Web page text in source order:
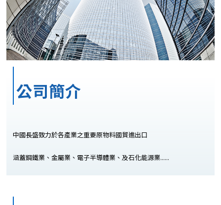
公司簡介
中國長盛致力於各產業之重要原物料國貿進出口
涵蓋鋼鐵業、金屬業、電子半導體業、及石化能源業......